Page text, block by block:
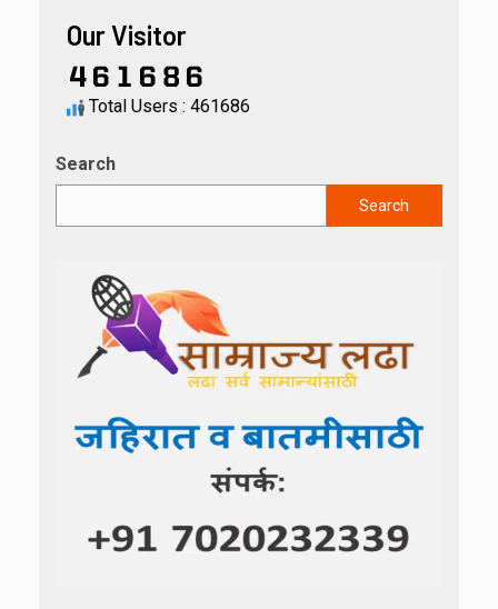
Our Visitor
Total Users : 461686
Search
Search